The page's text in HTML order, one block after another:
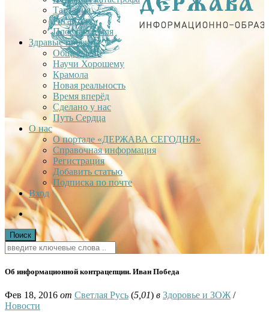
Тартария
Гиганты
Плоская Земля
Здравые проекты
Общее дело
Научи Хорошему
Крамола
Новая реальность
Время вперёд
Сделано у нас
Путь Сердца
О нас
О портале «ДЕРЖАВА СЕГОДНЯ»
Справочная информация
Регистрация
Добавить статью
Подписка по почте
Вход
Об информационной контрацепции. Иван Победа
Фев 18, 2016 от Светлая Русь (5,01) в Здоровье и ЗОЖ /
Новости